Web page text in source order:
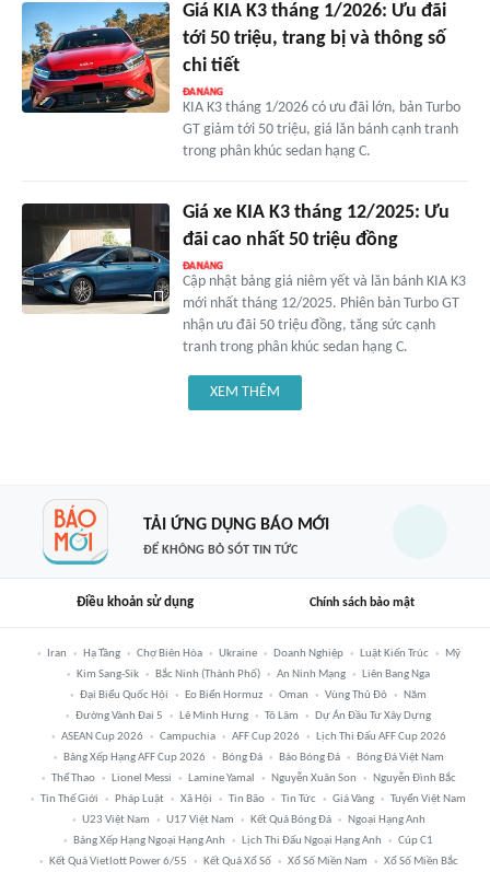
Giá KIA K3 tháng 1/2026: Ưu đãi
tới 50 triệu, trang bị và thông số
chi tiết
KIA K3 tháng 1/2026 có ưu đãi lớn, bản Turbo
GT giảm tới 50 triệu, giá lăn bánh cạnh tranh
trong phân khúc sedan hạng C.
Giá xe KIA K3 tháng 12/2025: Ưu
đãi cao nhất 50 triệu đồng
Cập nhật bảng giá niêm yết và lăn bánh KIA K3
mới nhất tháng 12/2025. Phiên bản Turbo GT
nhận ưu đãi 50 triệu đồng, tăng sức cạnh
tranh trong phân khúc sedan hạng C.
XEM THÊM
TẢI ỨNG DỤNG BÁO MỚI
ĐỂ KHÔNG BỎ SÓT TIN TỨC
Điều khoản sử dụng Chính sách bảo mật
Iran Hạ Tầng Chợ Biên Hòa Ukraine Doanh Nghiệp Luật Kiến Trúc
Mỹ
Kim Sang-Sik
Bắc Ninh (thành Phố) An Ninh Mạng
Liên Bang Nga
Đại Biểu Quốc Hội
Eo Biển Hormuz Oman Vùng Thủ Đô
Năm
Đường Vành Đai 5
Lê Minh Hưng Tô Lâm
Dự Án Đầu Tư Xây Dựng
ASEAN Cup 2026
Campuchia AFF Cup 2026
Lịch Thi Đấu AFF Cup 2026
Bảng Xếp Hạng AFF Cup 2026
Bóng Đá Báo Bóng Đá
Bóng Đá Việt Nam
Thể Thao
Lionel Messi Lamine Yamal Nguyễn Xuân Son
Nguyễn Đình Bắc
Tin Thế Giới
Pháp Luật Xã Hội Tin Bão Tin Tức Giá Vàng
Tuyển Việt Nam
U23 Việt Nam
U17 Việt Nam Kết Quả Bóng Đá
Ngoại Hạng Anh
Bảng Xếp Hạng Ngoại Hạng Anh
Lịch Thi Đấu Ngoại Hạng Anh
Cúp C1
Kết Quả Vietlott Power 6/55
Kết Quả Xổ Số Xổ Số Miền Nam Xổ Số Miền Bắc